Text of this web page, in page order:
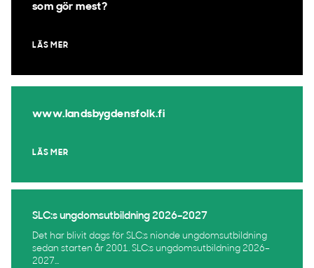
som gör mest?
LÄS MER
www.landsbygdensfolk.fi
LÄS MER
SLC:s ungdomsutbildning 2026–2027
Det har blivit dags för SLC:s nionde ungdomsutbildning
sedan starten år 2001. SLC:s ungdomsutbildning 2026–
2027...